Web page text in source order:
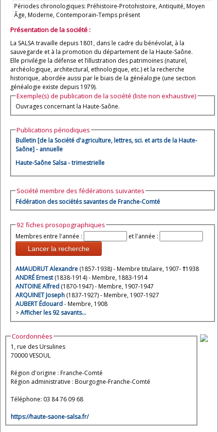
Périodes chronologiques: Préhistoire-Protohistoire, Antiquité, Moyen
Âge, Moderne, Contemporain-Temps présent
Présentation de la société :
La SALSA travaille depuis 1801, dans le cadre du bénévolat, à la
sauvegarde et à la promotion du département de la Haute-Saône.
Elle privilégie la défense et l’illustration des patrimoines (naturel,
archéologique, architectural, ethnologique, etc.) et la recherche
historique, abordée aussi par le biais de la généalogie (une section
généalogie existe depuis 1979).
Exemple(s) de publication de la société (liste non exhaustive)
Ouvrages concernant la Haute-Saône.
Publications périodiques
Bulletin [de la Société d'agriculture, lettres, sci. et arts de la Haute-
Saône] - annuelle
Haute-Saône Salsa - trimestrielle
Société membre des fédérations suivantes
Fédération des sociétés savantes de Franche-Comté
92 fiches prosopographiques
Membres entre l'année : et l'année :
Lancer la recherche
AMAUDRUT Alexandre (1857-1938) - Membre titulaire, 1907-†1938
ANDRÉ Ernest(1838-1914) - Membre, 1883-1914
ANTOINE Alfred (1870-1947) - Membre, 1907-1947
ARQUINET Joseph (1837-1927) - Membre, 1907-1927
AUBERT Édouard- Membre, 1908
>Afficher les 92 savants…
Coordonnées
1, rue des Ursulines
70000 VESOUL
Région d'origine : Franche-Comté
Région administrative : Bourgogne-Franche-Comté
Téléphone: 03 84 76 09 68
https://haute-saone-salsa.fr/